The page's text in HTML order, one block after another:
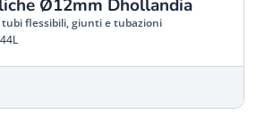
Ø12mm Dhollandia
flessibili, giunti e tubazioni